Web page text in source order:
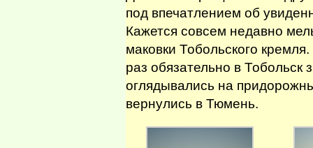
под впечатлением об
Кажется совсем недавно
маковки Тобольского
раз обязательно в
оглядывались на
вернулись в Тюмень.